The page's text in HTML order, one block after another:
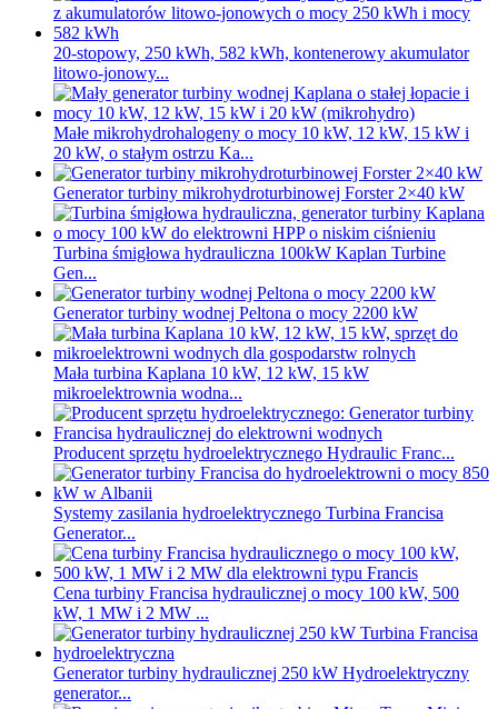
20-stopowy, 250 kWh, 582 kWh, kontenerowy akumulator
litowo-jonowy...
Małe mikrohydrohalogeny o mocy 10 kW, 12 kW, 15 kW i
20 kW, o stałym ostrzu Ka...
Generator turbiny mikrohydroturbinowej Forster 2×40 kW
Turbina śmigłowa hydrauliczna 100kW Kaplan Turbine
Gen...
Generator turbiny wodnej Peltona o mocy 2200 kW
Mała turbina Kaplana 10 kW, 12 kW, 15 kW
mikroelektrownia wodna...
Producent sprzętu hydroelektrycznego Hydraulic Franc...
Systemy zasilania hydroelektrycznego Turbina Francisa
Generator...
Cena turbiny Francisa hydraulicznej o mocy 100 kW, 500
kW, 1 MW i 2 MW ...
Generator turbiny hydraulicznej 250 kW Hydroelektryczny
generator...